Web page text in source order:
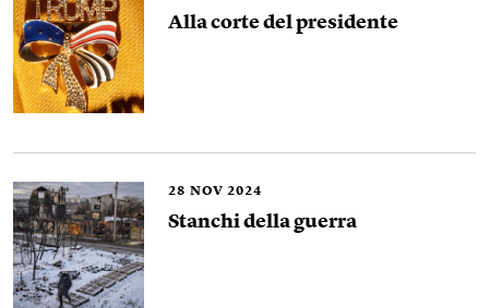
Alla corte del presidente
28 NOV 2024
Stanchi della guerra